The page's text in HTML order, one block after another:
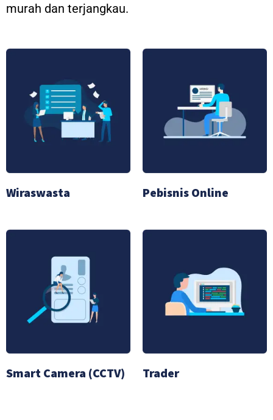
murah dan terjangkau.
Wiraswasta Pebisnis Online
Smart Camera (CCTV) Trader